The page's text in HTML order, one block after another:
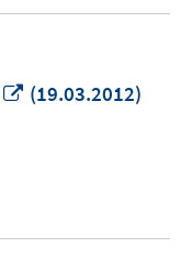
In
(19.03.2012)